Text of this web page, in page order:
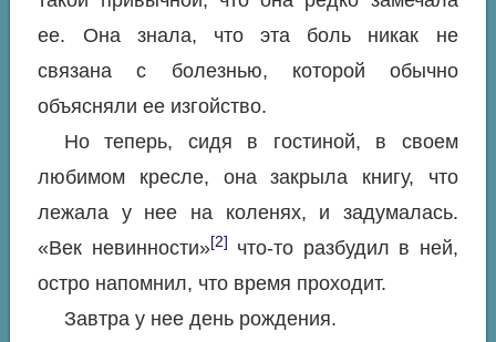
ее. Она знала, что эта боль никак не
связана с болезнью, которой обычно
объясняли ее изгойство.
Но теперь, сидя в гостиной, в своем
любимом кресле, она закрыла книгу, что
лежала у нее на коленях, и задумалась.
«Век невинности»[2]
что-то разбудил в ней,
остро напомнил, что время проходит.
Завтра у нее день рождения.